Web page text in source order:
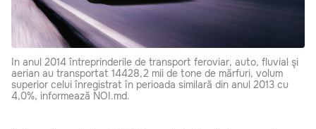
In anul 2014 întreprinderile de transport feroviar, auto, fluvial şi
aerian au transportat 14428,2 mii de tone de mărfuri, volum
superior celui înregistrat în perioada similară din anul 2013 cu
4,0%, informează NOI.md.